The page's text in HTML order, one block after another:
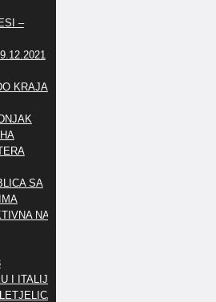
–
KRAJA
SA
NA
I ITALIJU